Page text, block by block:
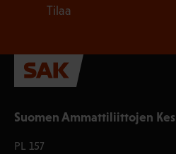
Suomen Ammattiliittojen
PL 157
Tilaa